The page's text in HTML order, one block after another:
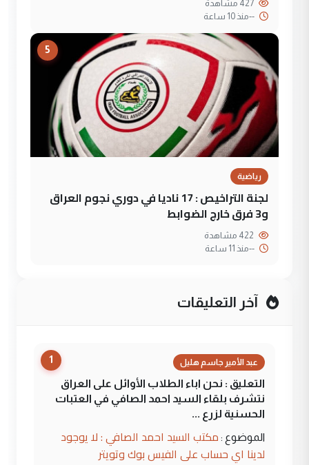
--منذ 10 ساعة
5
رياضية
لجنة التراخيص : 17 ناديا في دوري نجوم العراق
و3 فرق خارج الضوابط
--منذ 11 ساعة
آخر التعليقات
1 عبد الأمير جاسم هليل
التعليق : نحن اباء الطلاب الأوائل على العراق
نتشرف بلقاء السيد احمد الصافي في العتبات
الحسنية لزرع ...
الموضوع : مكتب السيد احمد الصافي : لا يوجود
لدينا اي حساب على الفيس بوك وتويتر